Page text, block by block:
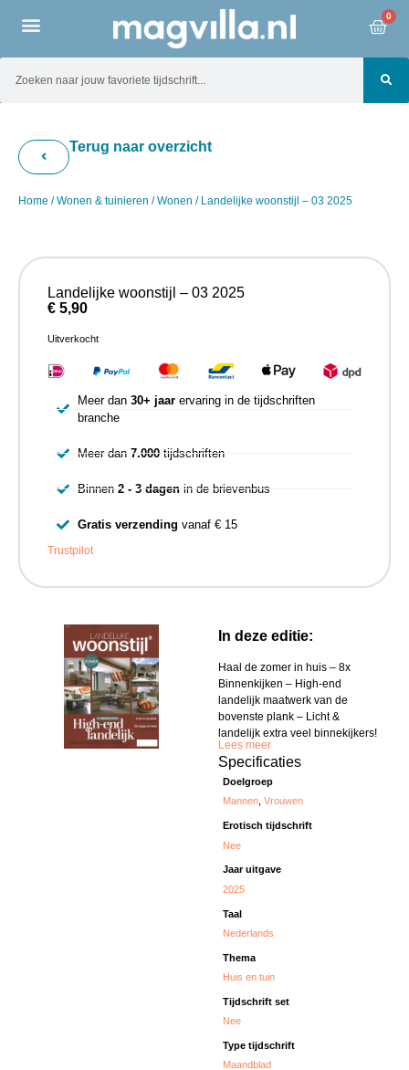
0
Terug naar overzicht
Home /Wonen & tuinieren /Wonen / Landelijke woonstijl – 03 2025
In deze editie:
Haal de zomer in huis – 8x
Binnenkijken – High-end
landelijk maatwerk van de
bovenste plank – Licht &
landelijk extra veel binnekijkers!
Lees meer
Specificaties
Doelgroep
Mannen,Vrouwen
Erotisch tijdschrift
Nee
Jaar uitgave
2025
Taal
Nederlands
Thema
Huis en tuin
Tijdschrift set
Nee
Type tijdschrift
Maandblad
Landelijke woonstijl – 03 2025
€ 5,90
Uitverkocht
Meer dan 30+ jaarervaring in de tijdschriften
branche
Meer dan 7.000tijdschriften
Binnen 2 - 3 dagenin de brievenbus
Gratis verzending vanaf € 15
Trustpilot